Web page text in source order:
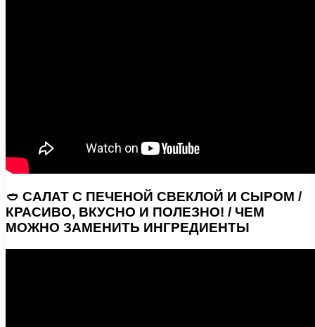
🥙 САЛАТ С ПЕЧЕНОЙ СВЕКЛОЙ И СЫРОМ /
КРАСИВО, ВКУСНО И ПОЛЕЗНО! / ЧЕМ
МОЖНО ЗАМЕНИТЬ ИНГРЕДИЕНТЫ